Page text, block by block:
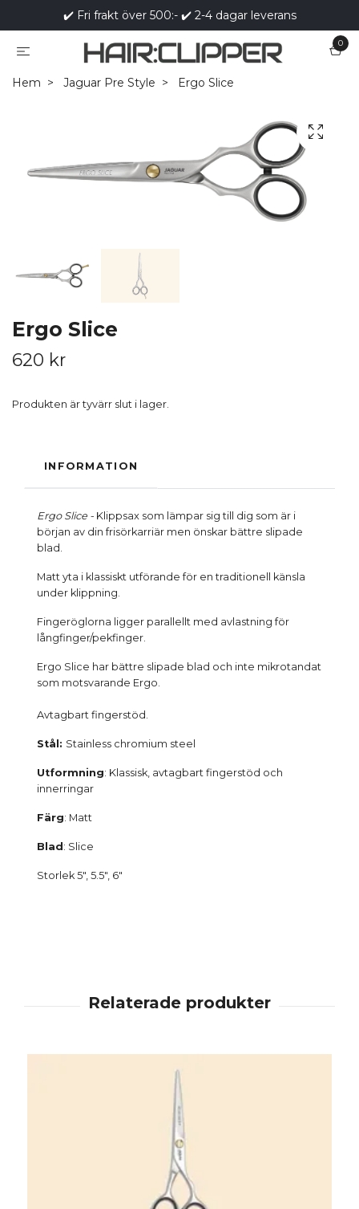
✔️ Fri frakt över 500:- ✔️ 2-4 dagar leverans
0
Hem Jaguar Pre Style Ergo Slice
Ergo Slice
620 kr
Produkten är tyvärr slut i lager.
INFORMATION
Ergo Slice - Klippsax som lämpar sig till dig som är i
början av din frisörkarriär men önskar bättre slipade
blad.
Matt yta i klassiskt utförande för en traditionell känsla
under klippning.
Fingeröglorna ligger parallellt med avlastning för
långfinger/pekfinger.
Ergo Slice har bättre slipade blad och inte mikrotandat
som motsvarande Ergo.
Avtagbart fingerstöd.
Stål: Stainless chromium steel
Utformning: Klassisk, avtagbart fingerstöd och
innerringar
Färg: Matt
Blad : Slice
Storlek 5", 5.5", 6"